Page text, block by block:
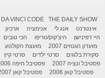
VINCI CODE THE DAILY SHOW
אינטרנט
אנג לי אנימציה ארכיון
היי דפינישן
היצ'קוק/טריפו הכי טובים
מועדון הגנוזים 2007
מועצת הקולנוע
סקירת בלוגים
סרטי ילדים סרטי קיץ
פסטיבל ונציה 2007
פסטיבל חיפה 2006
פסטיבל קאן 2006
פסטיבל קאן 2007